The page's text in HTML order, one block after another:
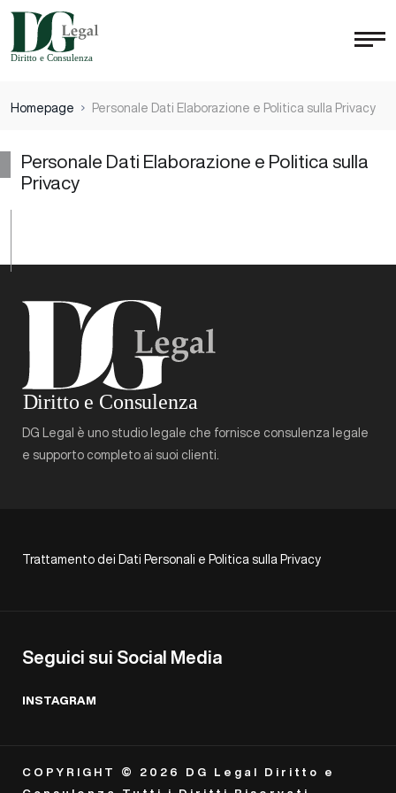
Homepage Personale Dati Elaborazione e Politica sulla Privacy
Personale Dati Elaborazione e Politica sulla
Privacy
DG Legal è uno studio legale che fornisce consulenza legale
e supporto completo ai suoi clienti.
Trattamento dei Dati Personali e Politica sulla Privacy
Seguici sui Social Media
INSTAGRAM
COPYRIGHT © 2026 DG Legal Diritto e